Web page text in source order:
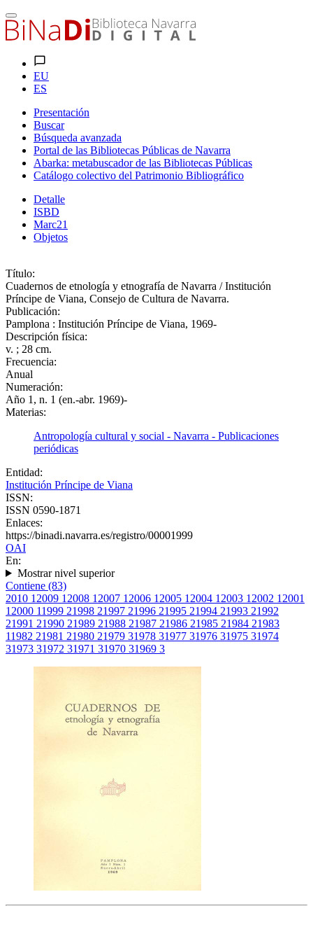
EU
ES
Presentación
Buscar
Búsqueda avanzada
Portal de las Bibliotecas Públicas de Navarra
Abarka: metabuscador de las Bibliotecas Públicas
Catálogo colectivo del Patrimonio Bibliográfico
Detalle
ISBD
Marc21
Objetos
Título:
Cuadernos de etnología y etnografía de Navarra / Institución
Príncipe de Viana, Consejo de Cultura de Navarra.
Publicación:
Pamplona : Institución Príncipe de Viana, 1969-
Descripción física:
v. ; 28 cm.
Frecuencia:
Anual
Numeración:
Año 1, n. 1 (en.-abr. 1969)-
Materias:
Antropología cultural y social - Navarra - Publicaciones
periódicas
Entidad:
Institución Príncipe de Viana
ISSN:
ISSN 0590-1871
Enlaces:
https://binadi.navarra.es/registro/00001999
OAI
En:
Mostrar nivel superior
Contiene (83)
2010 1 2009 1 2008 1 2007 1 2006 1 2005 1 2004 1 2003 1 2002 1 2001
1 2000 11999 21998 21997 21996 21995 21994 21993 21992
21991 21990 21989 21988 21987 21986 21985 21984 21983
11982 21981 21980 21979 31978 31977 31976 31975 31974
31973 31972 31971 31970 31969 3